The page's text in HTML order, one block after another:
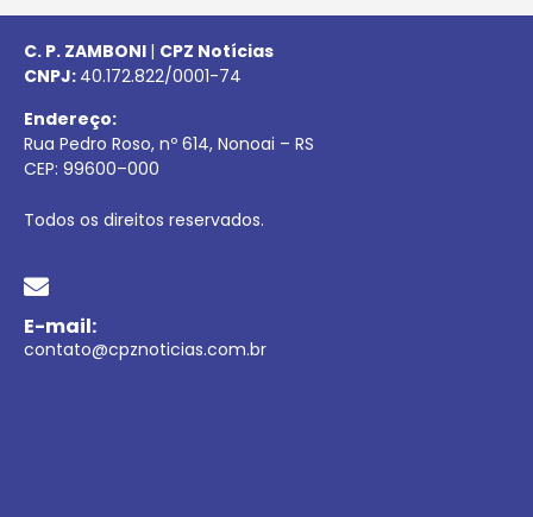
C. P. ZAMBONI | CPZ Notícias
CNPJ: 40.172.822/0001-74
Endereço:
Rua Pedro Roso, nº 614, Nonoai – RS
CEP: 99600–000
Todos os direitos reservados.
E-mail:
contato@cpznoticias.com.br